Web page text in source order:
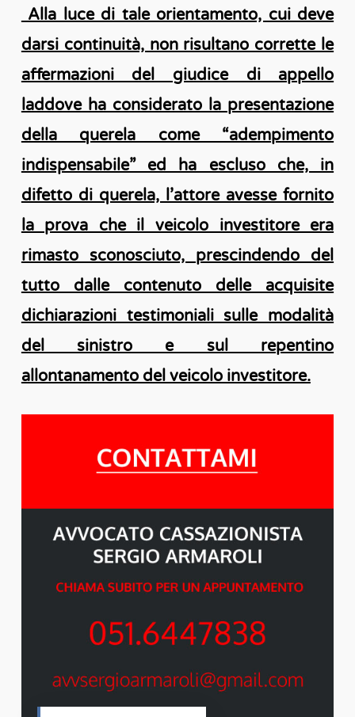
Alla luce di tale orientamento, cui deve
darsi continuità, non risultano corrette le
affermazioni del giudice di appello
laddove ha considerato la presentazione
della querela come “adempimento
indispensabile” ed ha escluso che, in
difetto di querela, l’attore avesse fornito
la prova che il veicolo investitore era
rimasto sconosciuto, prescindendo del
tutto dalle contenuto delle acquisite
dichiarazioni testimoniali sulle modalità
del sinistro e sul repentino
allontanamento del veicolo investitore.